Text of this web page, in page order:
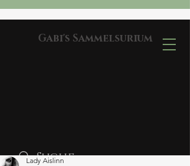
Gabi's Sammelsurium
Lady Aislinn